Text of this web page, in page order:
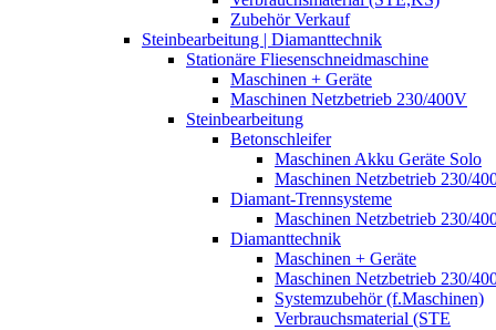
Zubehör Verkauf
Steinbearbeitung | Diamanttechnik
Stationäre Fliesenschneidmaschine
Maschinen + Geräte
Maschinen Netzbetrieb 230/400V
Steinbearbeitung
Betonschleifer
Maschinen Akku Geräte Solo
Maschinen Netzbetrieb 230/
Diamant-Trennsysteme
Maschinen Netzbetrieb 230/
Diamanttechnik
Maschinen + Geräte
Maschinen Netzbetrieb 230/
Systemzubehör (f.Maschinen)
Verbrauchsmaterial (STE